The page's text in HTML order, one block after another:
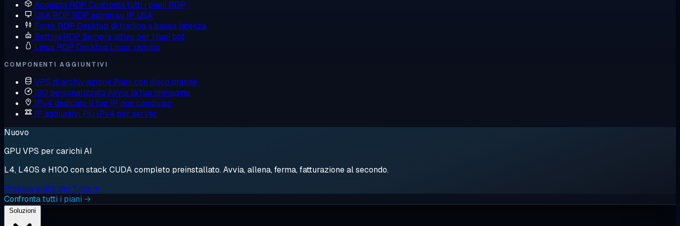
Acquista RDP Confronta tutti i piani RDP
USA RDP RDP admin su IP USA
Forex RDP Desktop di trading a bassa latenza
Botting RDP Sempre attivo per i tuoi bot
Linux RDP Desktop Linux, remoto
COMPONENTI AGGIUNTIVI
VPS di archiviazione Piani con disco grande
ISO personalizzato Avvia la tua immagine
IPv4 dedicato Il tuo IP, non condiviso
IP aggiuntivi Più IPv4 per server
Nuovo
GPU VPS per carichi AI
L4, L40S e H100 con stack CUDA completo preinstallato. Avvia, allena, ferma, fatturazione al secondo.
Provala gratis per 1 ora →
Confronta tutti i piani →